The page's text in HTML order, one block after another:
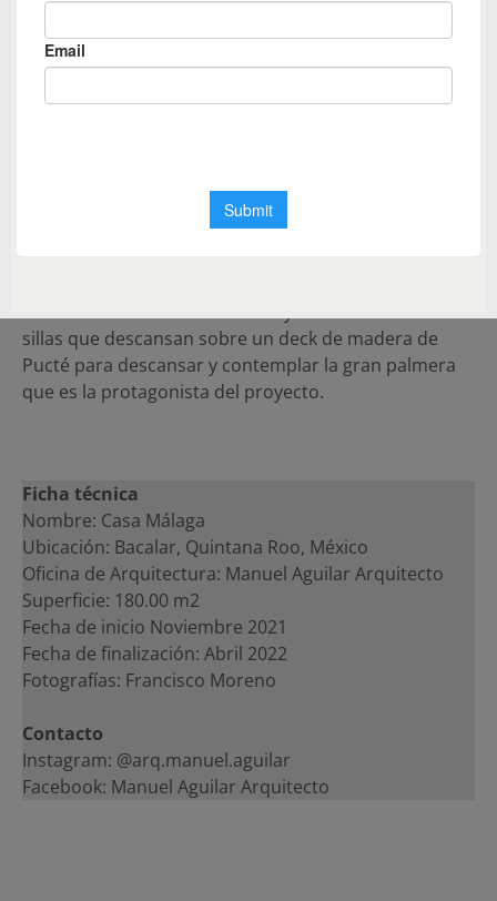
la tina es el spot perfecto, pues transmite esa
sensación de estar bañándote al exterior y al mismo
tiempo sentirte en tu propia privacidad. Lavarse la
En el patio se plantean 3 espacios: la biopisicina un
cuerpo de agua para refrescarse bordeada de su
sillas que descansan sobre un deck de madera de
Pucté para descansar y contemplar la gran palmera
que es la protagonista del proyecto.
Ficha técnica
Nombre: Casa Málaga
Ubicación: Bacalar, Quintana Roo, México
Oficina de Arquitectura: Manuel Aguilar Arquitecto
Superficie: 180.00 m2
Fecha de inicio Noviembre 2021
Fecha de finalización: Abril 2022
Fotografías: Francisco Moreno
Contacto
Instagram: @arq.manuel.aguilar
Facebook: Manuel Aguilar Arquitecto